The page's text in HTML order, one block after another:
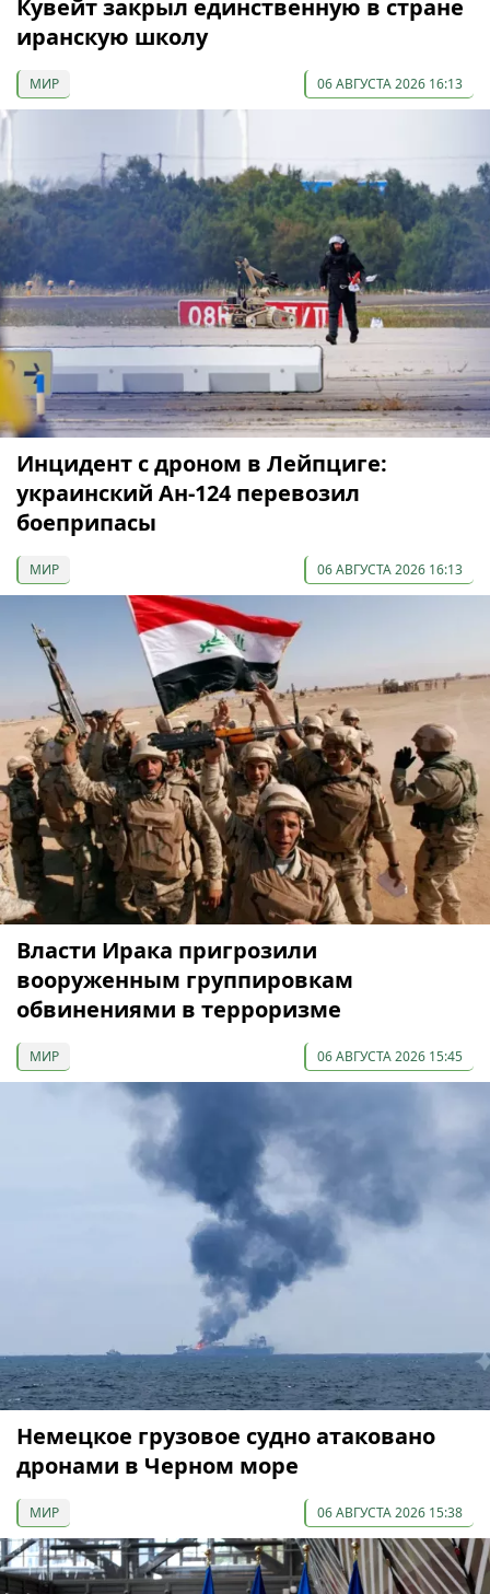
Кувейт закрыл единственную в стране
иранскую школу
МИР 06 АВГУСТА 2026 16:13
Инцидент с дроном в Лейпциге:
украинский Ан-124 перевозил
боеприпасы
МИР 06 АВГУСТА 2026 16:13
Власти Ирака пригрозили
вооруженным группировкам
обвинениями в терроризме
МИР 06 АВГУСТА 2026 15:45
Немецкое грузовое судно атаковано
дронами в Черном море
МИР 06 АВГУСТА 2026 15:38